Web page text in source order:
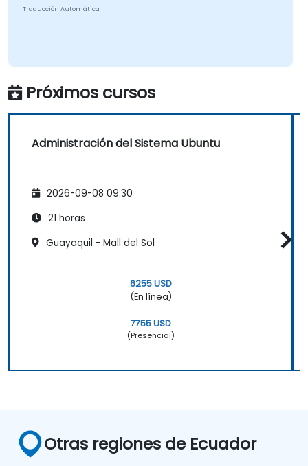
Traducción Automática
Próximos cursos
Administración del Sistema Ubuntu
2026-09-08 09:30
21 horas
Guayaquil - Mall del Sol
6255 USD
(En línea)
7755 USD
(Presencial)
Otras regiones de Ecuador